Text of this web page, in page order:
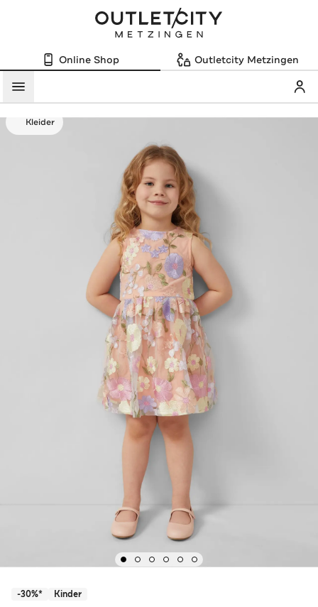
Online Shop Outletcity Metzingen
Menü
Kleider
-30%* Kinder